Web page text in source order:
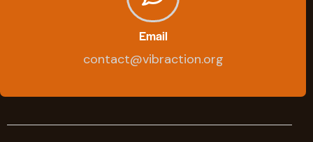
Email
contact@vibraction.org